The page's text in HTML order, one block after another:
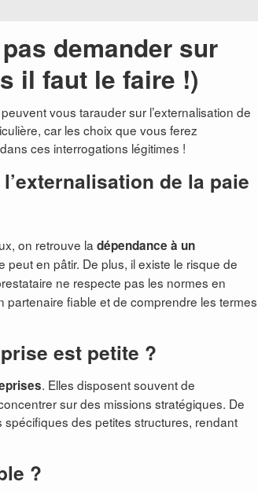
demander sur
il faut le faire !)
vous tarauder sur l’externalisation de
car les choix que vous ferez
ces interrogations légitimes !
de la paie
on retrouve la dépendance à un
en pâtir. De plus, il existe le risque de
ne respecte pas les normes en
fiable et de comprendre les termes
est petite ?
. Elles disposent souvent de
sur des missions stratégiques. De
des petites structures, rendant
?